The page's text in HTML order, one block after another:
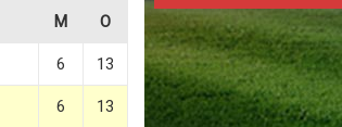
М О
6 13
6 13